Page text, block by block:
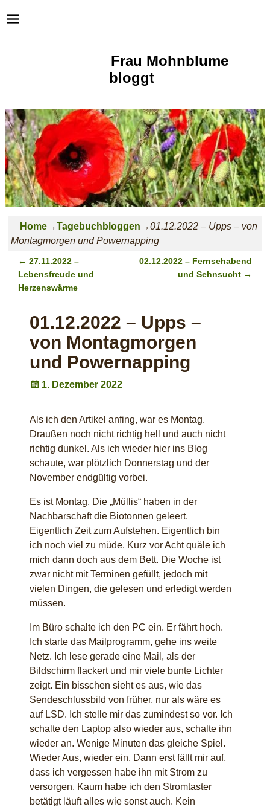
Frau Mohnblume
bloggt
Home→Tagebuchbloggen →01.12.2022 – Upps – von
Montagmorgen und Powernapping
Post navigation
← 27.11.2022 –
Lebensfreude und
Herzenswärme
02.12.2022 – Fernsehabend
und Sehnsucht →
01.12.2022 – Upps –
von Montagmorgen
und Powernapping
1. Dezember 2022
Als ich den Artikel anfing, war es Montag.
Draußen noch nicht richtig hell und auch nicht
richtig dunkel. Als ich wieder hier ins Blog
schaute, war plötzlich Donnerstag und der
November endgültig vorbei.
Es ist Montag. Die „Müllis“ haben in der
Nachbarschaft die Biotonnen geleert.
Eigentlich Zeit zum Aufstehen. Eigentlich bin
ich noch viel zu müde. Kurz vor Acht quäle ich
mich dann doch aus dem Bett. Die Woche ist
zwar nicht mit Terminen gefüllt, jedoch mit
vielen Dingen, die gelesen und erledigt werden
müssen.
Im Büro schalte ich den PC ein. Er fährt hoch.
Ich starte das Mailprogramm, gehe ins weite
Netz. Ich lese gerade eine Mail, als der
Bildschirm flackert und mir viele bunte Lichter
zeigt. Ein bisschen sieht es aus, wie das
Sendeschlussbild von früher, nur als wäre es
auf LSD. Ich stelle mir das zumindest so vor. Ich
schalte den Laptop also wieder aus, schalte ihn
wieder an. Wenige Minuten das gleiche Spiel.
Wieder Aus, wieder ein. Dann erst fällt mir auf,
dass ich vergessen habe ihn mit Strom zu
versorgen. Kaum habe ich den Stromtaster
betätigt läuft alles wie sonst auch. Kein